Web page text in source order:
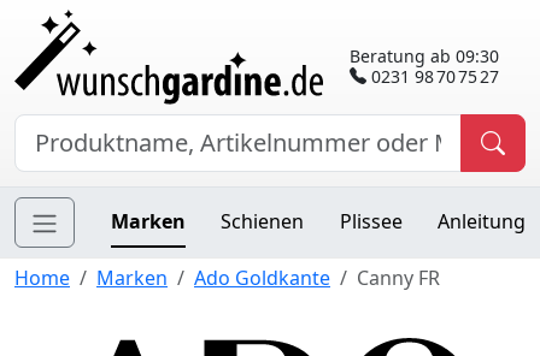
Beratung ab 09:30
0231 98 70 75 27
Marken Schienen Plissee Anleitung
Home Marken Ado Goldkante Canny FR